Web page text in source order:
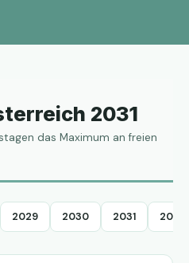
2031
das Maximum an freien
2029 2030 2031 2032